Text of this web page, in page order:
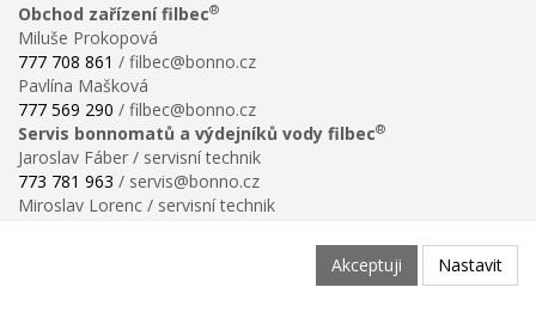
Obchod zařízení filbec®
Miluše Prokopová
777 708 861 / filbec@bonno.cz
Pavlína Mašková
777 569 290 / filbec@bonno.cz
Servis bonnomatů a výdejníků vody filbec®
Jaroslav Fáber / servisní technik
773 781 963 / servis@bonno.cz
Miroslav Lorenc / servisní technik
Akceptuji Nastavit